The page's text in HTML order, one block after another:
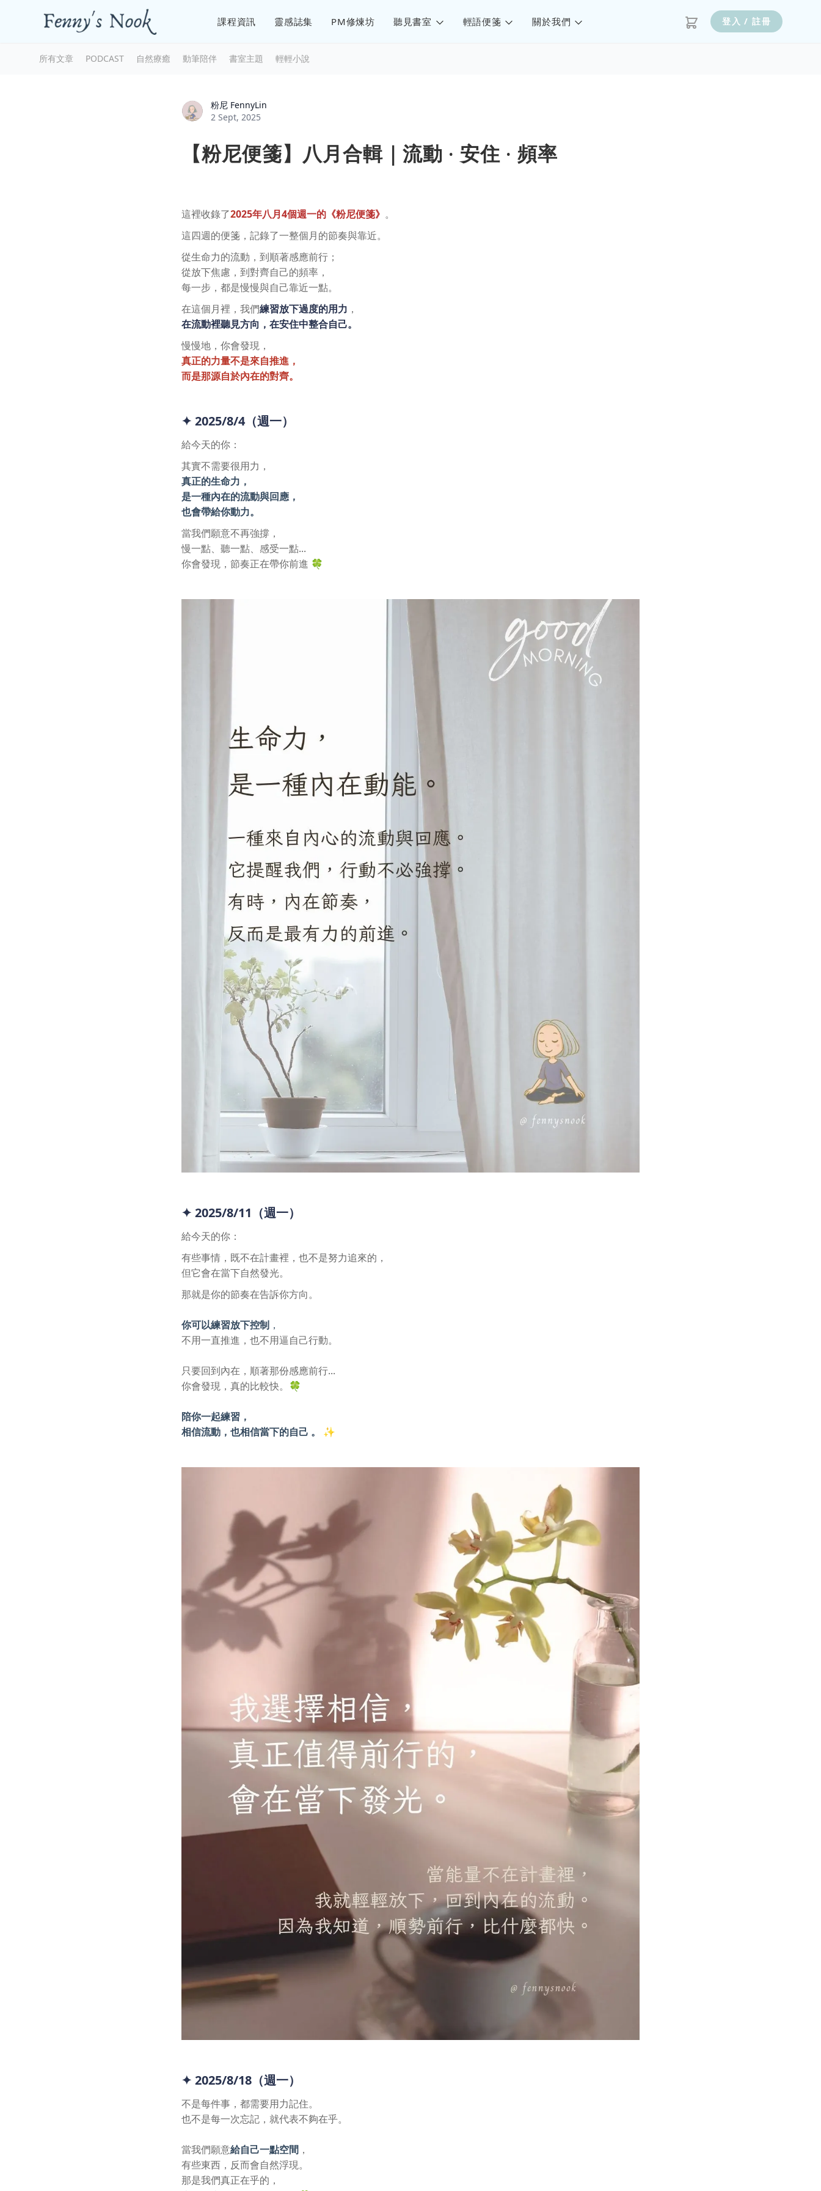
課程資訊 靈感誌集 PM修煉坊 聽見書室 輕語便箋 關於我們 登入 / 註冊
所有文章 PODCAST 自然療癒 動筆陪伴 書室主題 輕輕小說
粉尼 FennyLin
2 Sept, 2025
【粉尼便箋】八月合輯｜流動 · 安住 · 頻率
這裡收錄了2025年八月4個週一的《粉尼便箋》 。
這四週的便箋，記錄了一整個月的節奏與靠近。
從生命力的流動，到順著感應前行；
從放下焦慮，到對齊自己的頻率，
每一步，都是慢慢與自己靠近一點。
在這個月裡，我們練習放下過度的用力 ，
在流動裡聽見方向，在安住中整合自己。
慢慢地，你會發現，
真正的力量不是來自推進，
而是那源自於內在的對齊。
✦ 2025/8/4（週一）
給今天的你：
其實不需要很用力，
真正的生命力，
是一種內在的流動與回應，
也會帶給你動力。
當我們願意不再強撐，
慢一點、聽一點、感受一點...
你會發現，節奏正在帶你前進 🍀
✦ 2025/8/11（週一）
給今天的你：
有些事情，既不在計畫裡，也不是努力追來的，
但它會在當下自然發光。
那就是你的節奏在告訴你方向。
你可以練習放下控制 ，
不用一直推進，也不用逼自己行動。
只要回到內在，順著那份感應前行...
你會發現，真的比較快。🍀
陪你一起練習，
相信流動，也相信當下的自己 。
✨
✦ 2025/8/18（週一）
不是每件事，都需要用力記住。
也不是每一次忘記，就代表不夠在乎。
當我們願意給自己一點空間 ，
有些東西，反而會自然浮現。
那是我們真正在乎的，